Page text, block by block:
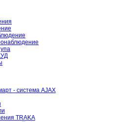
- система AJAX
TRAKA